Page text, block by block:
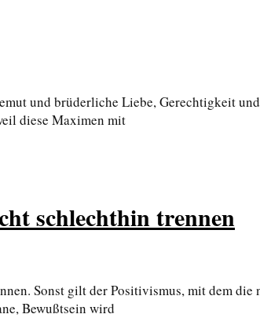
und brüderliche Liebe, Gerechtigkeit
diese Maximen mit
schlechthin trennen
Sonst gilt der Positivismus, mit dem die
Bewußtsein wird